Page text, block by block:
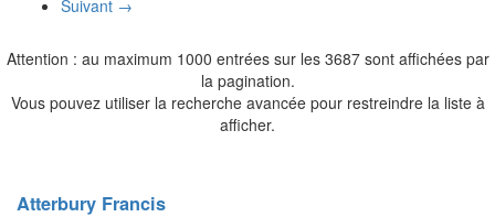
Suivant →
Attention : au maximum 1000 entrées sur les 3687 sont affichées par
la pagination.
Vous pouvez utiliser la recherche avancée pour restreindre la liste à
afficher.
Atterbury Francis